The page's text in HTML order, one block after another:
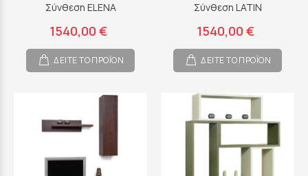
Σύνθεση ELENA
1540,00 €
ΔΕΙΤΕ ΤΟ ΠΡΟΪΟΝ
Σύνθεση LATIN
1540,00 €
ΔΕΙΤΕ ΤΟ ΠΡΟΪΟΝ